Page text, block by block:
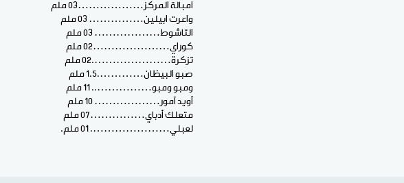
امبالة المركز………………03 ملم
واعرت ابيلين…………… 03 ملم
التاشوط……………… 03 ملم
كوراي…………………02 ملم
تزكرة………………….02 ملم
صبو البيظان………….1.5 ملم
ومبو ومبو…………….. 11 ملم
أويد آمور……………… 10 ملم
متعلك أدباي……………07 ملم
لعبلي…………………. 01 ملم.